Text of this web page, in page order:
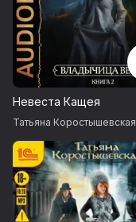
Невеста Кащея
Татьяна Коростышевская